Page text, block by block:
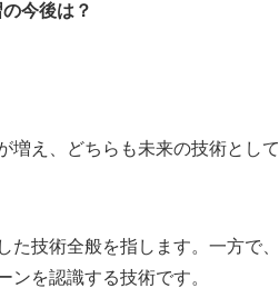
今後は？
え、どちらも未来の技術とし
た技術全般を指します。一方で
を認識する技術です。